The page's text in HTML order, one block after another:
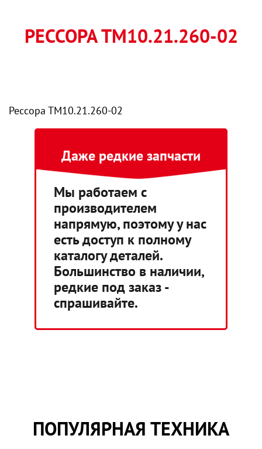
РЕССОРА ТМ10.21.260-02
Рессора ТМ10.21.260-02
Даже редкие запчасти
Мы работаем с
производителем
напрямую, поэтому у нас
есть доступ к полному
каталогу деталей.
Большинство в наличии,
редкие под заказ -
спрашивайте.
ПОПУЛЯРНАЯ ТЕХНИКА